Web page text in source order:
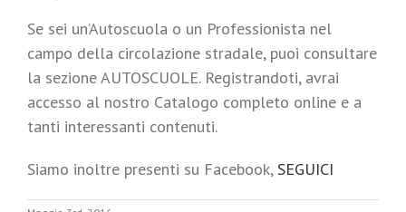
Se sei un’Autoscuola o un Professionista nel
campo della circolazione stradale, puoi consultare
la sezione AUTOSCUOLE. Registrandoti, avrai
accesso al nostro Catalogo completo online e a
tanti interessanti contenuti.
Siamo inoltre presenti su Facebook, SEGUICI